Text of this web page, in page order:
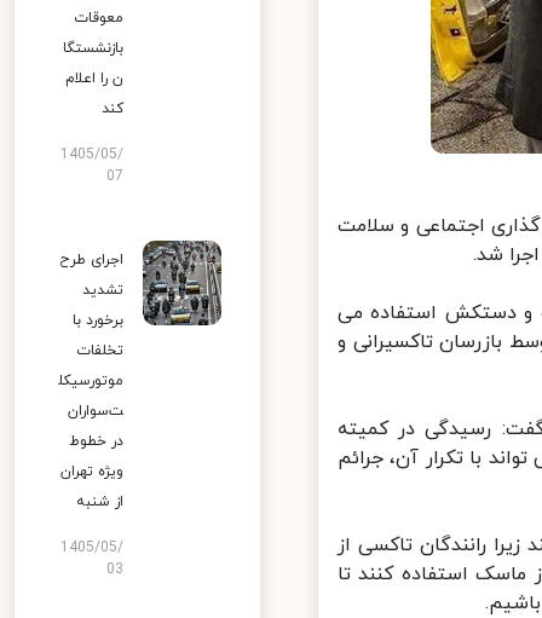
اجتماعی و سلامت
شد.
و دستکش استفاده می
بازرسان تاکسیرانی و
رسیدگی در کمیته
با تکرار آن، جرائم
رانندگان تاکسی از
استفاده کنند تا
معوقات
بازنشستگا
ن را اعلام
کند
1405/05/
07
اجرای طرح
تشدید
برخورد با
تخلفات
موتورسیکل
ت‌سواران
در خطوط
ویژه تهران
از شنبه
1405/05/
03